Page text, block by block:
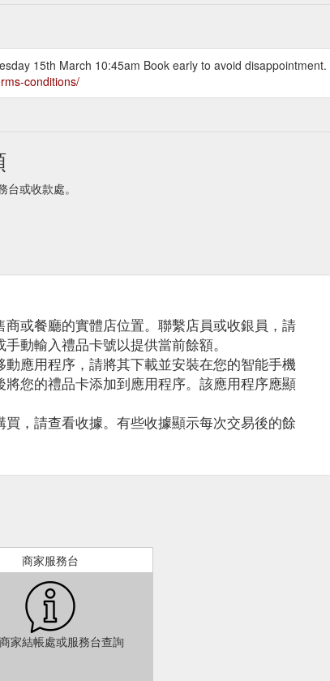
15th March 10:45am Book early to avoid disappointment.
conditions/
或收款處。
或餐廳的實體店位置。聯繫店員或收銀員，請
動輸入禮品卡號以提供當前餘額。
應用程序，請將其下載並安裝在您的智能手機
您的禮品卡添加到應用程序。該應用程序應顯
，請查看收據。有些收據顯示每次交易後的餘
商家服務台
家結帳處或服務台查詢